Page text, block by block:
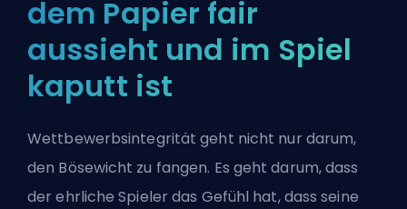
dem Papier fair
aussieht und im Spiel
kaputt ist
Wettbewerbsintegrität geht nicht nur darum,
den Bösewicht zu fangen. Es geht darum, dass
der ehrliche Spieler das Gefühl hat, dass seine